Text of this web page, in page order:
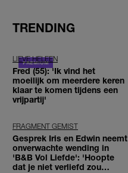
TRENDING
LIEVE HELEEN
Fred (55): 'Ik vind het
moeilijk om meerdere keren
klaar te komen tijdens een
vrijpartij'
FRAGMENT GEMIST
Gesprek Iris en Edwin neemt
onverwachte wending in
'B&B Vol Liefde': 'Hoopte
dat je niet verliefd zou